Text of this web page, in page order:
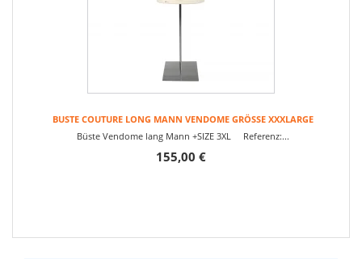
BUSTE COUTURE LONG MANN VENDOME GRÖSSE XXXLARGE
Büste Vendome lang Mann +SIZE 3XL Referenz:...
155,00 €